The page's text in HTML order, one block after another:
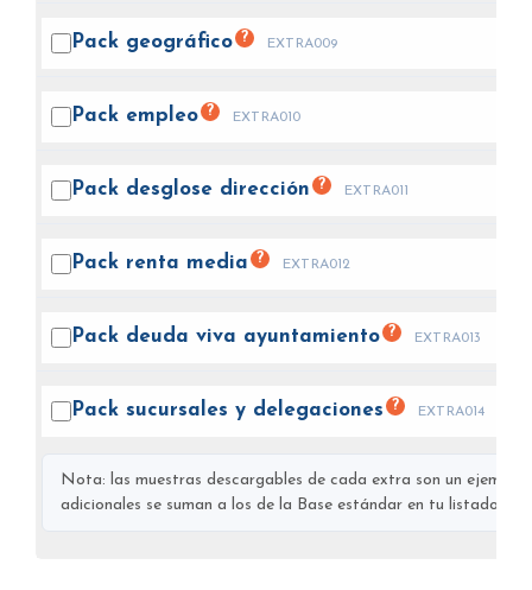
Pack geográfico ? EXTRA009
Pack empleo ? EXTRA010
Pack desglose dirección ? EXTRA011
Pack renta media ? EXTRA012
Pack deuda viva ayuntamiento ? EXTRA013
Pack sucursales y delegaciones ? EXTRA014
Nota: las muestras descargables de cada extra son un
adicionales se suman a los de la Base estándar en tu listado